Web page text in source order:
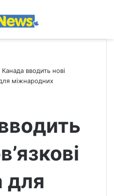
Канада вводить нові
міжнародних
для